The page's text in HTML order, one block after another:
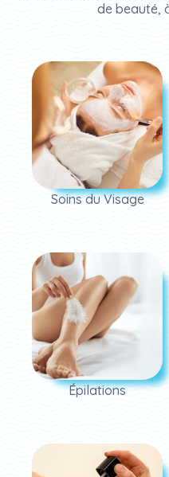
de beauté,
Soins du Visage
Épilations